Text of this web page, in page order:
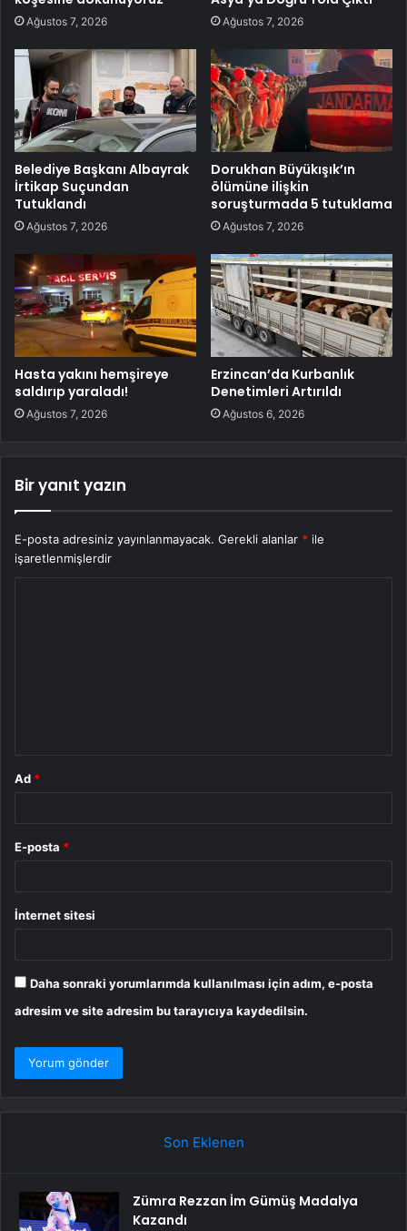
Ağustos 7, 2026 Ağustos 7, 2026
Belediye Başkanı Albayrak
İrtikap Suçundan
Tutuklandı
Ağustos 7, 2026
Dorukhan Büyükışık’ın
ölümüne ilişkin
soruşturmada 5 tutuklama
Ağustos 7, 2026
Hasta yakını hemşireye
saldırıp yaraladı!
Ağustos 7, 2026
Erzincan’da Kurbanlık
Denetimleri Artırıldı
Ağustos 6, 2026
Bir yanıt yazın
E-posta adresiniz yayınlanmayacak. Gerekli alanlar * ile
işaretlenmişlerdir
Ad *
E-posta *
İnternet sitesi
Daha sonraki yorumlarımda kullanılması için adım, e-posta
adresim ve site adresim bu tarayıcıya kaydedilsin.
Son Eklenen
Zümra Rezzan İm Gümüş Madalya
Kazandı